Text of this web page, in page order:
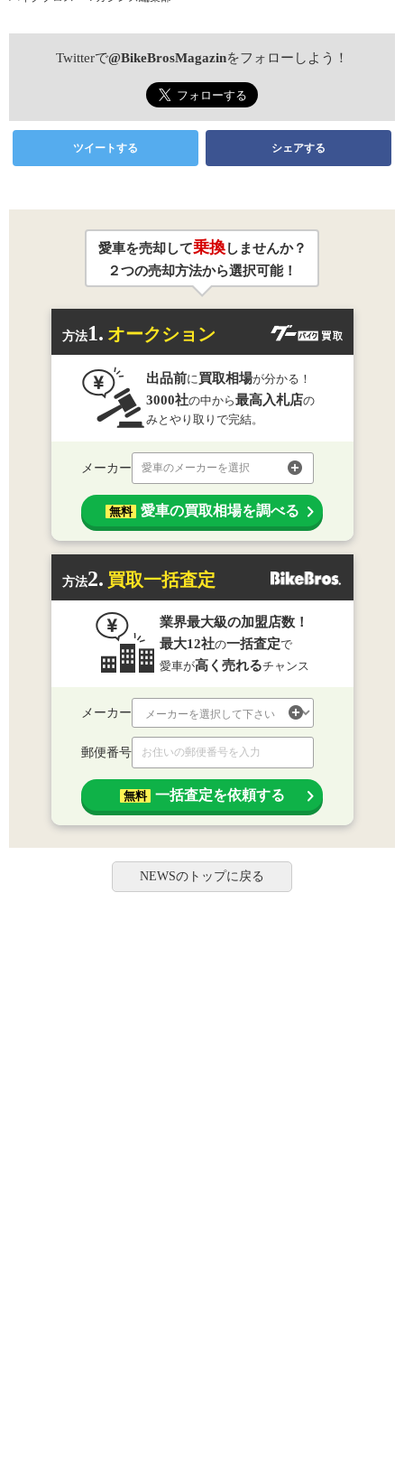
Twitterで@BikeBrosMagazinをフォローしよう！
ツイートする シェアする
愛車を売却して乗換しませんか？
２つの売却方法から選択可能！
方法1. オークション
出品前に買取相場が分かる！
3000社の中から最高入札店の
みとやり取りで完結。
メーカー 愛車のメーカーを選択
無料 愛車の買取相場を調べる
方法2. 買取一括査定
業界最大級の加盟店数！
最大12社の一括査定で
愛車が高く売れるチャンス
メーカー
郵便番号
無料 一括査定を依頼する
NEWSのトップに戻る